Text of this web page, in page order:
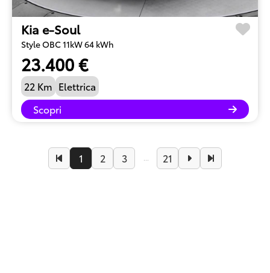
Kia e-Soul
Style OBC 11kW 64 kWh
23.400 €
22 Km Elettrica
Scopri
1 2 3 ... 21